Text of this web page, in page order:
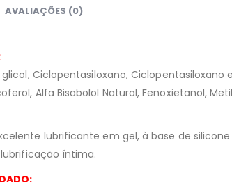
AVALIAÇÕES (0)
Ciclopentasiloxano, Ciclopentasiloxano
Alfa Bisabolol Natural, Fenoxietanol,
lubrificante em gel, à base de
íntima.